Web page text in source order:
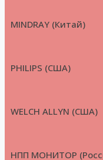
MINDRAY (Китай)
PHILIPS (США)
WELCH ALLYN (США)
НПП МОНИТОР